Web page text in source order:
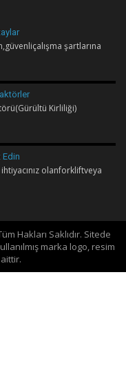
şartlarına
Kirliliği)
Edin
olanforkliftveya
Hakları Saklıdır. Sitede
marka logo, resim